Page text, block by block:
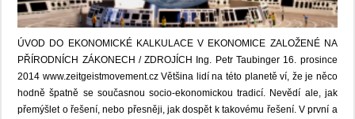
ÚVOD DO EKONOMICKÉ KALKULACE V EKONOMICE ZALOŽENÉ NA
PŘÍRODNÍCH ZÁKONECH / ZDROJÍCH Ing. Petr Taubinger 16. prosince
2014 www.zeitgeistmovement.cz Většina lidí na této planetě ví, že je něco
hodně špatně se současnou socio-ekonomickou tradicí. Nevědí ale, jak
přemýšlet o řešení, nebo přesněji, jak dospět k takovému řešení. V první a